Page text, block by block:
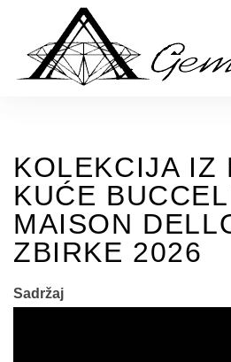
KOLEKCIJA IZ
KUĆE
MAISON
ZBIRKE 2026
Sadržaj